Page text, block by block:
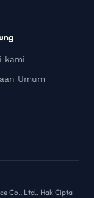
kami
Umum
Co., Ltd.. Hak Cipta